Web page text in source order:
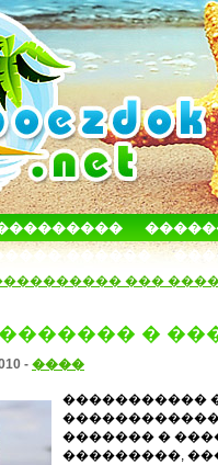
������
���
�
- ����
�����������
������� �
���������,